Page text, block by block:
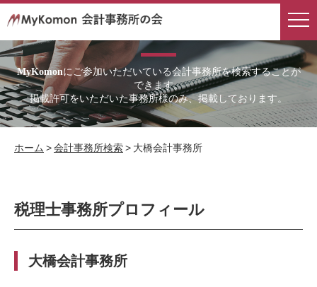
MyKomonにご参加いただいている会計事務所を検索することが
できます。
掲載許可をいただいた事務所様のみ、掲載しております。
ホーム >会計事務所検索> 大橋会計事務所
税理士事務所プロフィール
大橋会計事務所